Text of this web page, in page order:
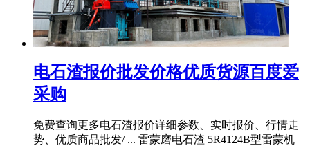
电石渣报价批发价格优质货源百度爱
采购
免费查询更多电石渣报价详细参数、实时报价、行情走
势、优质商品批发/ ... 雷蒙磨电石渣 5R4124B型雷蒙机